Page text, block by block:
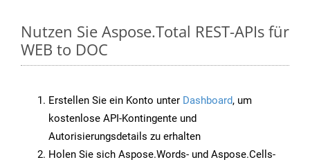
Nutzen Sie Aspose.Total REST-APIs für
WEB to DOC
Erstellen Sie ein Konto unter Dashboard, um
kostenlose API-Kontingente und
Autorisierungsdetails zu erhalten
Holen Sie sich Aspose.Words- und Aspose.Cells-